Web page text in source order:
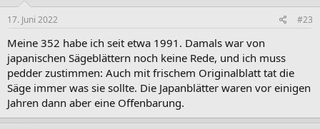
17. Juni 2022 #23
Meine 352 habe ich seit etwa 1991. Damals war von
japanischen Sägeblättern noch keine Rede, und ich muss
pedder zustimmen: Auch mit frischem Originalblatt tat die
Säge immer was sie sollte. Die Japanblätter waren vor einigen
Jahren dann aber eine Offenbarung.